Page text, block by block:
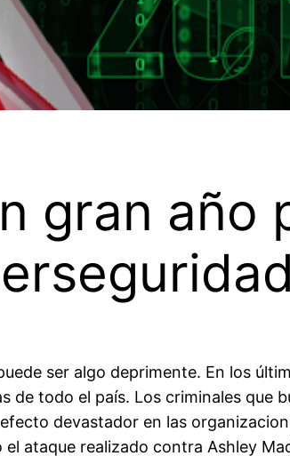
gran año
ser algo deprimente. En los
todo el país. Los criminales que
devastador en las
el ataque realizado contra Ashley